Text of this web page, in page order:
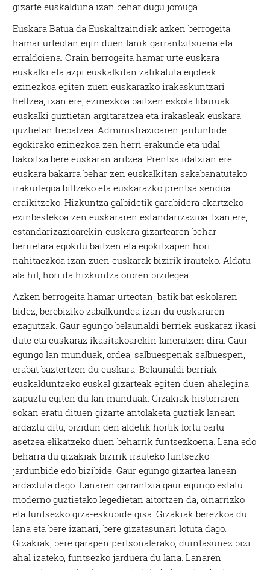
gizarte euskalduna izan behar dugu jomuga.
Euskara Batua da Euskaltzaindiak azken berrogeita
hamar urteotan egin duen lanik garrantzitsuena eta
erraldoiena. Orain berrogeita hamar urte euskara
euskalki eta azpi euskalkitan zatikatuta egoteak
ezinezkoa egiten zuen euskarazko irakaskuntzari
heltzea, izan ere, ezinezkoa baitzen eskola liburuak
euskalki guztietan argitaratzea eta irakasleak euskara
guztietan trebatzea. Administrazioaren jardunbide
egokirako ezinezkoa zen herri erakunde eta udal
bakoitza bere euskaran aritzea. Prentsa idatzian ere
euskara bakarra behar zen euskalkitan sakabanatutako
irakurlegoa biltzeko eta euskarazko prentsa sendoa
eraikitzeko. Hizkuntza galbidetik garabidera ekartzeko
ezinbestekoa zen euskararen estandarizazioa. Izan ere,
estandarizazioarekin euskara gizartearen behar
berrietara egokitu baitzen eta egokitzapen hori
nahitaezkoa izan zuen euskarak bizirik irauteko. Aldatu
ala hil, hori da hizkuntza ororen bizilegea.
Azken berrogeita hamar urteotan, batik bat eskolaren
bidez, berebiziko zabalkundea izan du euskararen
ezagutzak. Gaur egungo belaunaldi berriek euskaraz ikasi
dute eta euskaraz ikasitakoarekin laneratzen dira. Gaur
egungo lan munduak, ordea, salbuespenak salbuespen,
erabat baztertzen du euskara. Belaunaldi berriak
euskalduntzeko euskal gizarteak egiten duen ahalegina
zapuztu egiten du lan munduak. Gizakiak historiaren
sokan eratu dituen gizarte antolaketa guztiak lanean
ardaztu ditu, bizidun den aldetik hortik lortu baitu
asetzea elikatzeko duen beharrik funtsezkoena. Lana edo
beharra du gizakiak bizirik irauteko funtsezko
jardunbide edo bizibide. Gaur egungo gizartea lanean
ardaztuta dago. Lanaren garrantzia gaur egungo estatu
moderno guztietako legedietan aitortzen da, oinarrizko
eta funtsezko giza-eskubide gisa. Gizakiak berezkoa du
lana eta bere izanari, bere gizatasunari lotuta dago.
Gizakiak, bere garapen pertsonalerako, duintasunez bizi
ahal izateko, funtsezko jarduera du lana. Lanaren